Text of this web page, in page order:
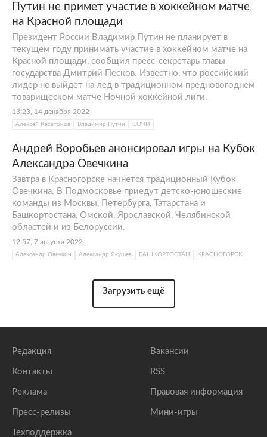
Путин не примет участие в хоккейном матче
на Красной площади
Президент России Владимир Путин не планирует в
текущем году принимать участие в хоккейном матче на
Красной площади, сообщил пресс-секретарь главы
государства Дмитрий Песков. Известно, что российский
лидер не выйдет на лед в традиционном предновогоднем
товарищеском матче Ночной хоккейной лиги.
13:23, 14 декабря 2022
Алексей Касатонов Владимир Путин СОЧИ
Андрей Воробьев анонсировал игры на Кубок
Александра Овечкина
Завтра в Красногорске начнется традиционный Кубок
Овечкина. В Подмосковье приедут детско-юношеские
команды из Москвы, Петербурга, Татарстана и
Башкортостана, Омской, Ярославской, Челябинской
областей и из Белоруссии.
12:57, 7 августа 2022
Александр Овечкин Александр Якушев БАШКОРТОСТАН КРАСНОГОРСК
Загрузить ещё
Редакция
Контакты
Реклама
Пресс-релизы
Техподдержка
Вакансии
RSS
Правовая информация
Мини-игры